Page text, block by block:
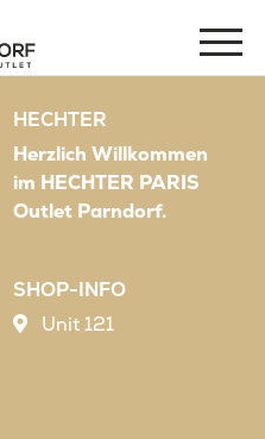
HECHTER
Herzlich Willkommen
im HECHTER PARIS
Outlet Parndorf.
SHOP-INFO
Unit 121